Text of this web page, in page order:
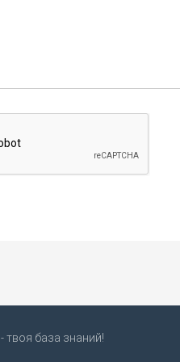
- твоя база знаний!